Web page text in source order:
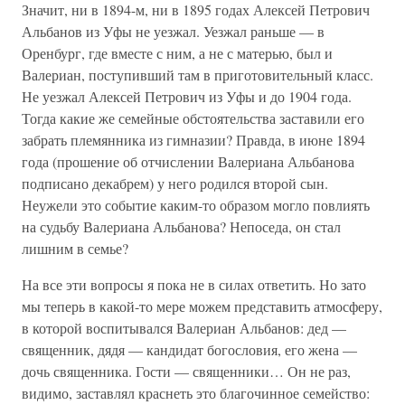
Значит, ни в 1894-м, ни в 1895 годах Алексей Петрович
Альбанов из Уфы не уезжал. Уезжал раньше — в
Оренбург, где вместе с ним, а не с матерью, был и
Валериан, поступивший там в приготовительный класс.
Не уезжал Алексей Петрович из Уфы и до 1904 года.
Тогда какие же семейные обстоятельства заставили его
забрать племянника из гимназии? Правда, в июне 1894
года (прошение об отчислении Валериана Альбанова
подписано декабрем) у него родился второй сын.
Неужели это событие каким-то образом могло повлиять
на судьбу Валериана Альбанова? Непоседа, он стал
лишним в семье?
На все эти вопросы я пока не в силах ответить. Но зато
мы теперь в какой-то мере можем представить атмосферу,
в которой воспитывался Валериан Альбанов: дед —
священник, дядя — кандидат богословия, его жена —
дочь священника. Гости — священники… Он не раз,
видимо, заставлял краснеть это благочинное семейство: